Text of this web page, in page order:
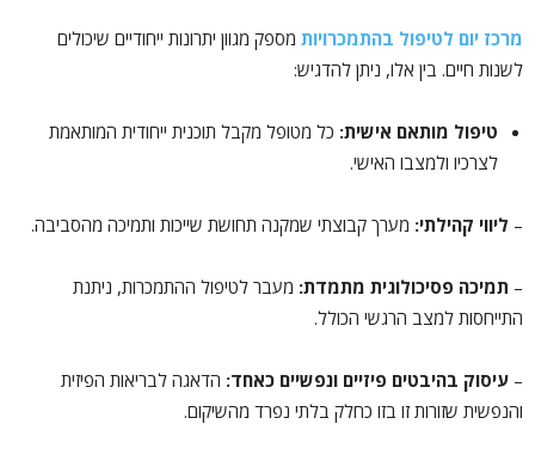
מרכז יום לטיפול בהתמכרויות מספק מגוון יתרונות ייחודיים שיכולים
לשנות חיים. בין אלו, ניתן להדגיש:
טיפול מותאם אישית: כל מטופל מקבל תוכנית ייחודית המותאמת
לצרכיו ולמצבו האישי.
– ליווי קהילתי: מערך קבוצתי שמקנה תחושת שייכות ותמיכה מהסביבה.
– תמיכה פסיכולוגית מתמדת: מעבר לטיפול ההתמכרות, ניתנת
התייחסות למצב הרגשי הכולל.
– עיסוק בהיבטים פיזיים ונפשיים כאחד: הדאגה לבריאות הפיזית
והנפשית שזורות זו בזו כחלק בלתי נפרד מהשיקום.